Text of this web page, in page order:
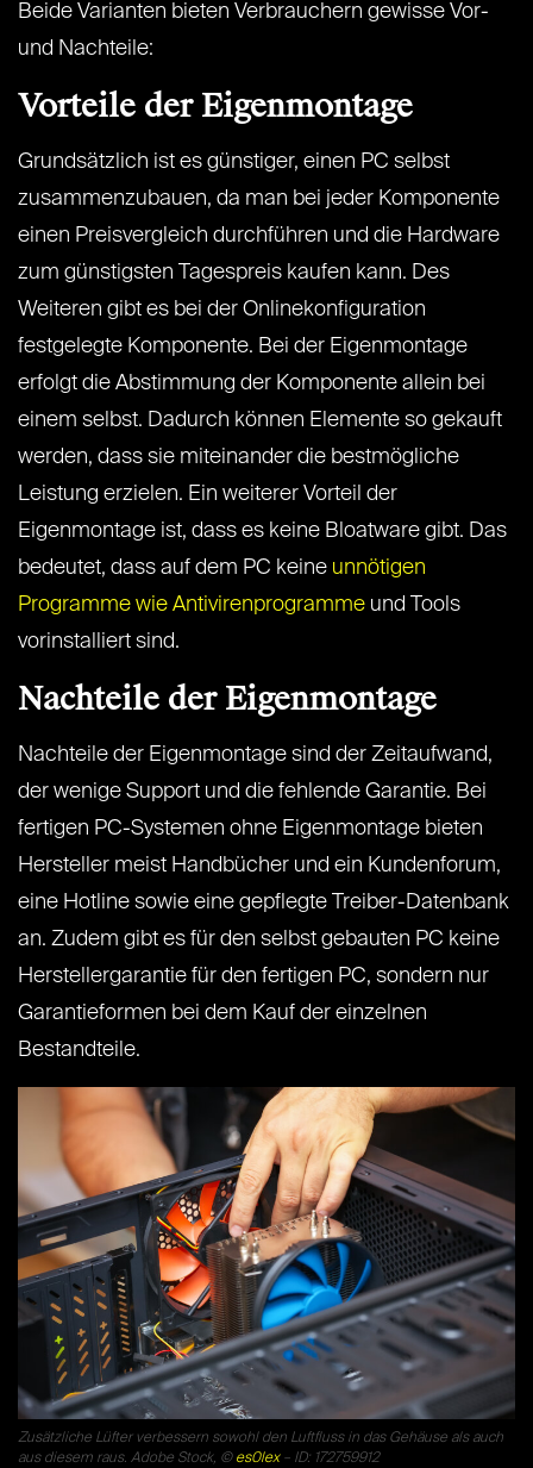
Beide Varianten bieten Verbrauchern gewisse Vor-
und Nachteile:
Vorteile der Eigenmontage
Grundsätzlich ist es günstiger, einen PC selbst
zusammenzubauen, da man bei jeder Komponente
einen Preisvergleich durchführen und die Hardware
zum günstigsten Tagespreis kaufen kann. Des
Weiteren gibt es bei der Onlinekonfiguration
festgelegte Komponente. Bei der Eigenmontage
erfolgt die Abstimmung der Komponente allein bei
einem selbst. Dadurch können Elemente so gekauft
werden, dass sie miteinander die bestmögliche
Leistung erzielen. Ein weiterer Vorteil der
Eigenmontage ist, dass es keine Bloatware gibt. Das
bedeutet, dass auf dem PC keine unnötigen
Programme wie Antivirenprogramme und Tools
vorinstalliert sind.
Nachteile der Eigenmontage
Nachteile der Eigenmontage sind der Zeitaufwand,
der wenige Support und die fehlende Garantie. Bei
fertigen PC-Systemen ohne Eigenmontage bieten
Hersteller meist Handbücher und ein Kundenforum,
eine Hotline sowie eine gepflegte Treiber-Datenbank
an. Zudem gibt es für den selbst gebauten PC keine
Herstellergarantie für den fertigen PC, sondern nur
Garantieformen bei dem Kauf der einzelnen
Bestandteile.
Zusätzliche Lüfter verbessern sowohl den Luftfluss in das Gehäuse als auch
aus diesem raus. Adobe Stock, © es0lex– ID: 172759912